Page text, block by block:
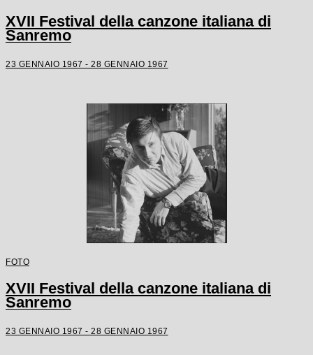
XVII Festival della canzone italiana di
Sanremo
23 GENNAIO 1967 - 28 GENNAIO 1967
FOTO
XVII Festival della canzone italiana di
Sanremo
23 GENNAIO 1967 - 28 GENNAIO 1967